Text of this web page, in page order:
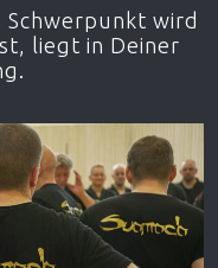
Schwerpunkt wird
liegt in Deiner